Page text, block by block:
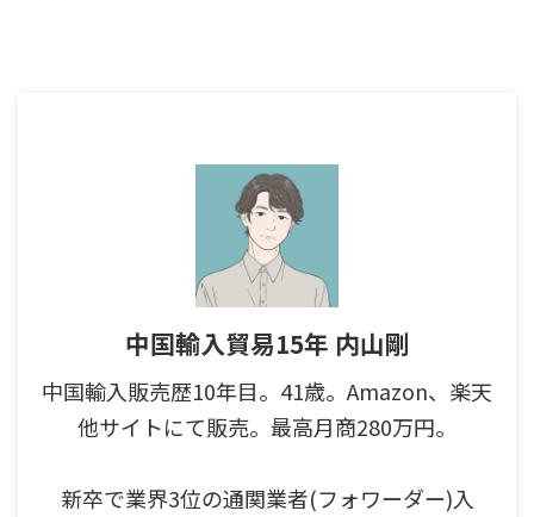
中国輸入貿易15年 内山剛
中国輸入販売歴10年目。41歳。Amazon、楽天
他サイトにて販売。最高月商280万円。
新卒で業界3位の通関業者(フォワーダー)入